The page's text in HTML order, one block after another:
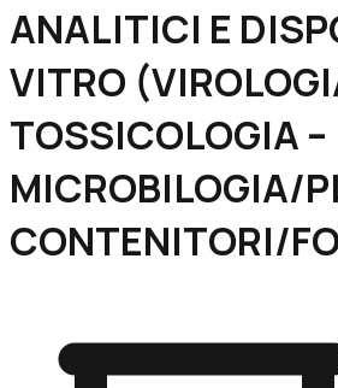
ANALITICI E
VITRO
TOSSICOLOGIA –
MICROBILOGIA/
CONTENITORI/